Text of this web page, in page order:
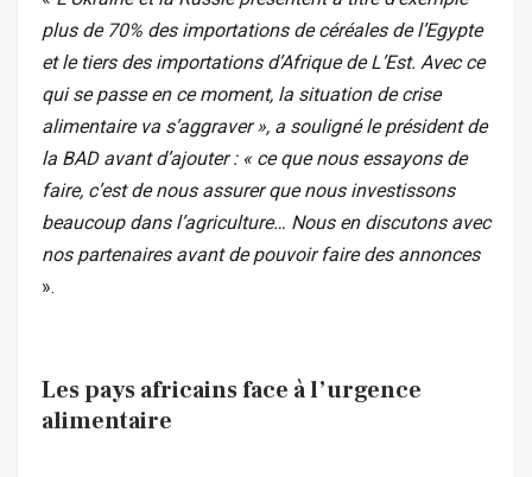
plus de 70% des importations de céréales de l’Egypte
et le tiers des importations d’Afrique de L’Est. Avec ce
qui se passe en ce moment, la situation de crise
alimentaire va s’aggraver », a souligné le président de
la BAD avant d’ajouter : « ce que nous essayons de
faire, c’est de nous assurer que nous investissons
beaucoup dans l’agriculture… Nous en discutons avec
nos partenaires avant de pouvoir faire des annonces
».
Les pays africains face à l’urgence
alimentaire